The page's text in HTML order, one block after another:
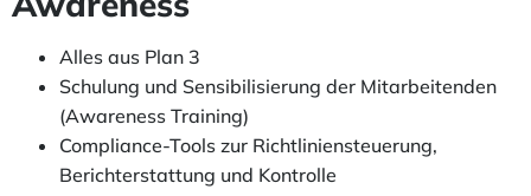
Alles aus Plan 3
Schulung und Sensibilisierung der Mitarbeitenden
(Awareness Training)
Compliance-Tools zur Richtliniensteuerung,
Berichterstattung und Kontrolle